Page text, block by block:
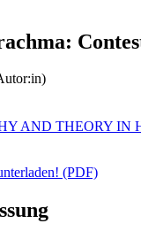
AND THEORY IN
(PDF)